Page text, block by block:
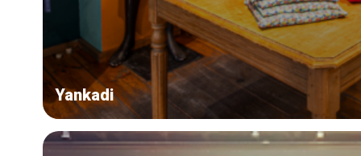
Yankadi